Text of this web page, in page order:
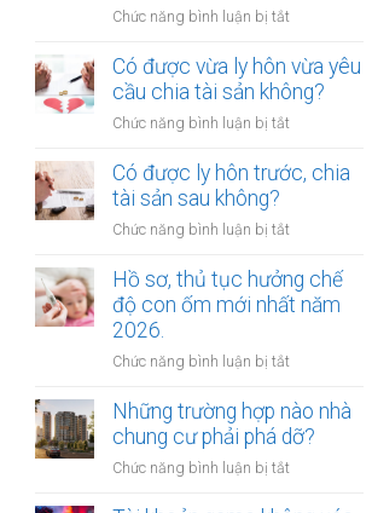
đất?
bị
phạt
bao
Chức năng bình luận bị tắt
bồi
thường
tổn
thất
thần
thế
nào?
Có được vừa ly hôn vừa yêu
cầu chia tài sản không?
Chức năng bình luận bị tắt
được
hôn
yêu
cầu
không?
Có được ly hôn trước, chia
tài sản sau không?
Chức năng bình luận bị tắt
được
ly
chia
sản
sau
Hồ sơ, thủ tục hưởng chế
độ con ốm mới nhất năm
2026.
Chức năng bình luận bị tắt
sơ,
thủ
hưởng
Những trường hợp nào nhà
chung cư phải phá dỡ?
Chức năng bình luận bị tắt